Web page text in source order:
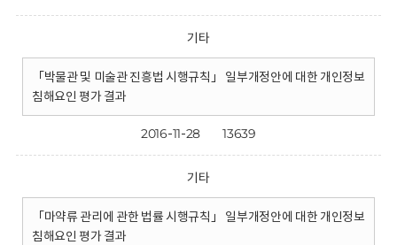
기타
「박물관 및 미술관 진흥법 시행규칙」 일부개정안에 대한 개인정보
침해요인 평가 결과
2016-11-28 13639
기타
「마약류 관리에 관한 법률 시행규칙」 일부개정안에 대한 개인정보
침해요인 평가 결과